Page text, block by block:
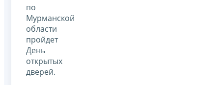
по
Мурманской
области
пройдет
День
открытых
дверей.